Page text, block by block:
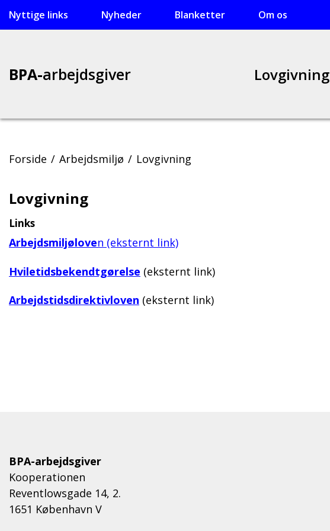
til
til
Nyttige links Nyheder Blanketter Om os
BPA-arbejdsgiver Lovgivning
Forside Arbejdsmiljø Lovgivning
Lovgivning
Links
Arbejdsmiljøloven (eksternt link)
Hviletidsbekendtgørelse (eksternt link)
Arbejdstidsdirektivloven (eksternt link)
BPA-arbejdsgiver
Kooperationen
Reventlowsgade 14, 2.
1651 København V